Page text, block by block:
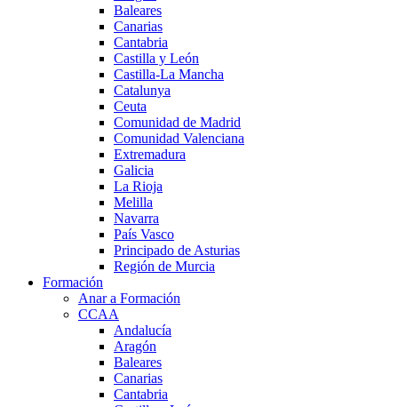
Baleares
Canarias
Cantabria
Castilla y León
Castilla-La Mancha
Catalunya
Ceuta
Comunidad de Madrid
Comunidad Valenciana
Extremadura
Galicia
La Rioja
Melilla
Navarra
País Vasco
Principado de Asturias
Región de Murcia
Formación
Anar a Formación
CCAA
Andalucía
Aragón
Baleares
Canarias
Cantabria